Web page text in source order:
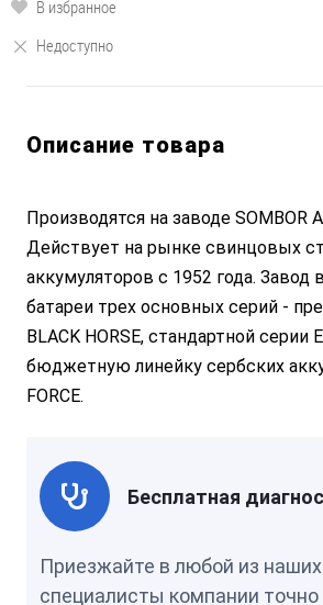
В избранное
Недоступно
Описание товара
Производятся на заводе SOMBOR
Действует на рынке свинцовых
аккумуляторов с 1952 года. Завод
батареи трех основных серий -
BLACK HORSE, стандартной серии
бюджетную линейку сербских
FORCE.
Бесплатная
Приезжайте в любой из
специалисты компании